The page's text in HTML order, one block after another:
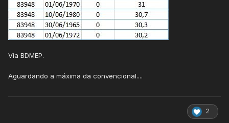
Via BDMEP.
Aguardando a máxima da convencional....
2